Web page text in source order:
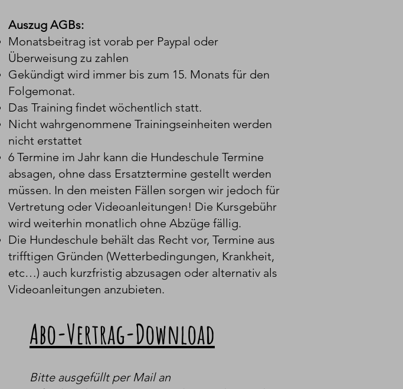
Auszug AGBs:
Monatsbeitrag ist vorab per Paypal oder
Überweisung zu zahlen
Gekündigt wird immer bis zum 15. Monats für den
Folgemonat.
Das Training findet wöchentlich statt.
Nicht wahrgenommene Trainingseinheiten werden
nicht erstattet
6 Termine im Jahr kann die Hundeschule Termine
absagen, ohne dass Ersatztermine gestellt werden
müssen. In den meisten Fällen sorgen wir jedoch für
Vertretung oder Videoanleitungen! Die Kursgebühr
wird weiterhin monatlich ohne Abzüge fällig.
Die Hundeschule behält das Recht vor, Termine aus
trifftigen Gründen (Wetterbedingungen, Krankheit,
etc…) auch kurzfristig abzusagen oder alternativ als
Videoanleitungen anzubieten.
Abo-Vertrag-Download
Bitte ausgefüllt per Mail an